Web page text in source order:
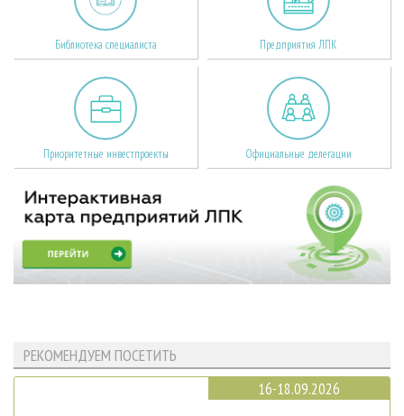
Библиотека специалиста Предприятия ЛПК
Приоритетные инвестпроекты Официальные делегации
РЕКОМЕНДУЕМ ПОСЕТИТЬ
16-18.09.2026